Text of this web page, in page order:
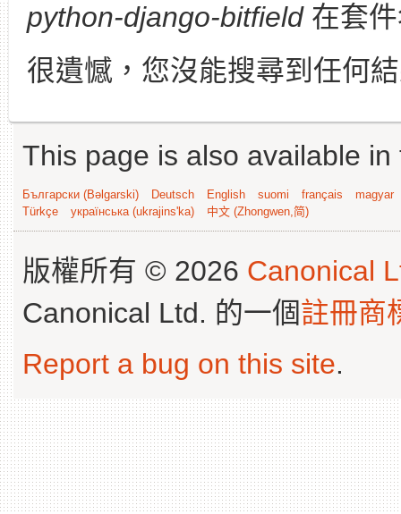
python-django-bitfield在套件
很遺憾，您沒能搜尋到任何
This page is also available
Български (Bəlgarski) Deutsch English suomi français
magyar
Türkçe
українська (ukrajins'ka) 中文 (Zhongwen,简)
版權所有 © 2026 Canonical
Canonical Ltd. 的一個註冊商
Report a bug on this site.